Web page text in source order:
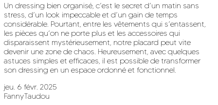
Un dressing bien organisé, c’est le secret d’un matin sans
stress, d’un look impeccable et d’un gain de temps
considérable. Pourtant, entre les vêtements qui s’entassent,
les pièces qu’on ne porte plus et les accessoires qui
disparaissent mystérieusement, notre placard peut vite
devenir une zone de chaos. Heureusement, avec quelques
astuces simples et efficaces, il est possible de transformer
son dressing en un espace ordonné et fonctionnel.
jeu. 6 févr. 2025
FannyTaudou